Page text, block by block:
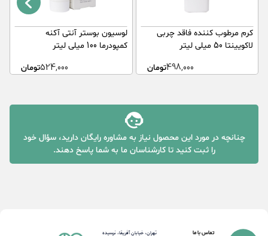
کرم مرطوب کننده فاقد چربی
لاکویینتا 50 میلی لیتر
498,000تومان
لوسیون بوستر آنتی آکنه
کمپودرما 100 میلی لیتر
524,000تومان
چنانچه در مورد این محصول نیاز به مشاوره رایگان دارید، سؤال خود
را ثبت کنید تا کارشناسان ما به شما پاسخ دهند.
تماس با ما تهران، خیابان آفریقا، نرسیده